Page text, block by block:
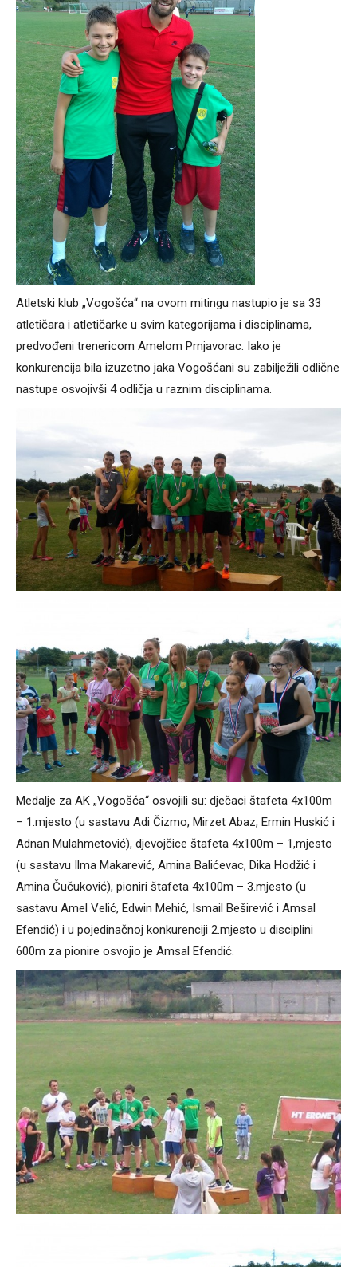
Atletski klub „Vogošća“ na ovom mitingu nastupio je sa 33
atletičara i atletičarke u svim kategorijama i disciplinama,
predvođeni trenericom Amelom Prnjavorac. Iako je
konkurencija bila izuzetno jaka Vogošćani su zabilježili odlične
nastupe osvojivši 4 odličja u raznim disciplinama.
Medalje za AK „Vogošća“ osvojili su: dječaci štafeta 4x100m
– 1.mjesto (u sastavu Adi Čizmo, Mirzet Abaz, Ermin Huskić i
Adnan Mulahmetović), djevojčice štafeta 4x100m – 1,mjesto
(u sastavu Ilma Makarević, Amina Balićevac, Dika Hodžić i
Amina Čučuković), pioniri štafeta 4x100m – 3.mjesto (u
sastavu Amel Velić, Edwin Mehić, Ismail Beširević i Amsal
Efendić) i u pojedinačnoj konkurenciji 2.mjesto u disciplini
600m za pionire osvojio je Amsal Efendić.